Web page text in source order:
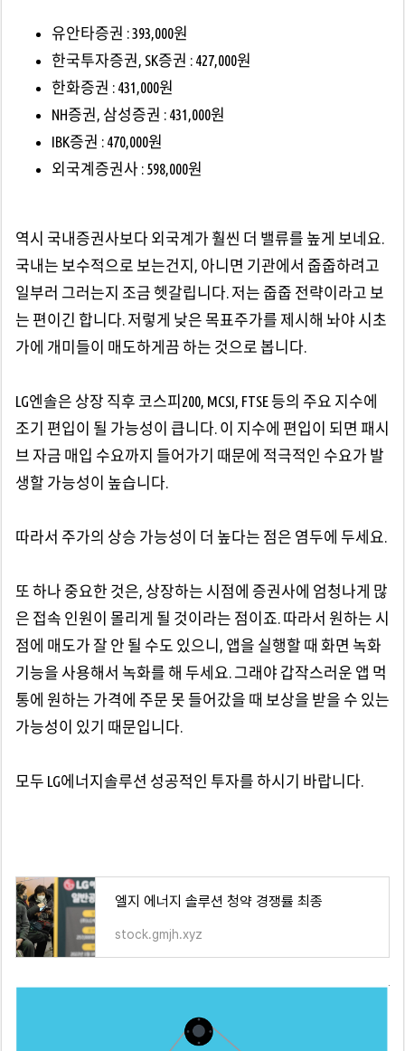
유안타증권 : 393,000원
한국투자증권, SK증권 : 427,000원
한화증권 : 431,000원
NH증권, 삼성증권 : 431,000원
IBK증권 : 470,000원
외국계증권사 : 598,000원
역시 국내증권사보다 외국계가 훨씬 더 밸류를 높게 보네요.
국내는 보수적으로 보는건지, 아니면 기관에서 줍줍하려고
일부러 그러는지 조금 헷갈립니다. 저는 줍줍 전략이라고 보
는 편이긴 합니다. 저렇게 낮은 목표주가를 제시해 놔야 시초
가에 개미들이 매도하게끔 하는 것으로 봅니다.
LG엔솔은 상장 직후 코스피200, MCSI, FTSE 등의 주요 지수에
조기 편입이 될 가능성이 큽니다. 이 지수에 편입이 되면 패시
브 자금 매입 수요까지 들어가기 때문에 적극적인 수요가 발
생할 가능성이 높습니다.
따라서 주가의 상승 가능성이 더 높다는 점은 염두에 두세요.
또 하나 중요한 것은, 상장하는 시점에 증권사에 엄청나게 많
은 접속 인원이 몰리게 될 것이라는 점이죠. 따라서 원하는 시
점에 매도가 잘 안 될 수도 있으니, 앱을 실행할 때 화면 녹화
기능을 사용해서 녹화를 해 두세요. 그래야 갑작스러운 앱 먹
통에 원하는 가격에 주문 못 들어갔을 때 보상을 받을 수 있는
가능성이 있기 때문입니다.
모두 LG에너지솔루션 성공적인 투자를 하시기 바랍니다.
엘지 에너지 솔루션 청약 경쟁률 최종
stock.gmjh.xyz